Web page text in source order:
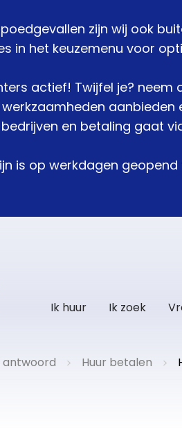
zijn wij ook
in het keuzemenu voor
actief! Twijfel je?
en betaling gaat
is op werkdagen
Ik huur Ik zoek
antwoord > Huur betalen >